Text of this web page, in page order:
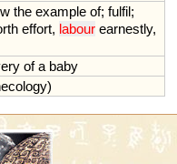
the example of; fulfil;
effort, labour earnestly,
of a baby
)